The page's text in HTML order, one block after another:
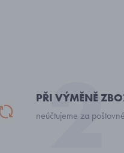
PŘI VÝMĚNĚ
neúčtujeme za poštovné